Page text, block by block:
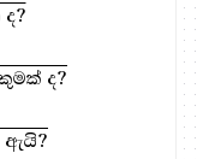
ද?
ඇයි?